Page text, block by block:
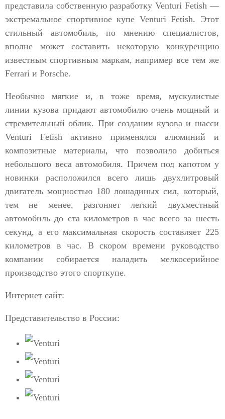
представила собственную разработку Venturi Fetish —
экстремальное спортивное купе Venturi Fetish. Этот
стильный автомобиль, по мнению специалистов,
вполне может составить некоторую конкуренцию
известным спортивным маркам, например все тем же
Ferrari и Porsche.
Необычно мягкие и, в тоже время, мускулистые
линии кузова придают автомобилю очень мощный и
стремительный облик. При создании кузова и шасси
Venturi Fetish активно применялся алюминий и
композитные материалы, что позволило добиться
небольшого веса автомобиля. Причем под капотом у
новинки расположился всего лишь двухлитровый
двигатель мощностью 180 лошадиных сил, который,
тем не менее, разгоняет легкий двухместный
автомобиль до ста километров в час всего за шесть
секунд, а его максимальная скорость составляет 225
километров в час. В скором времени руководство
компании собирается наладить мелкосерийное
производство этого спорткупе.
Интернет сайт:
Представительство в России: